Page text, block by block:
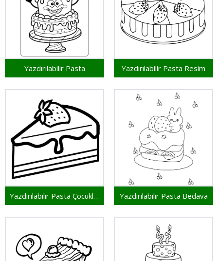
Yazdırılabilir Pasta Yazdırılabilir Pasta Resim
Yazdırılabilir Pasta Çocuklar İçin Yazdırılabilir Pasta Bedava